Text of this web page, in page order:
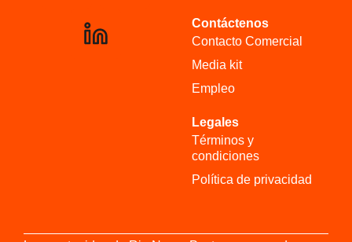
Contáctenos
Contacto Comercial
Media kit
Empleo
Legales
Términos y
condiciones
Política de privacidad